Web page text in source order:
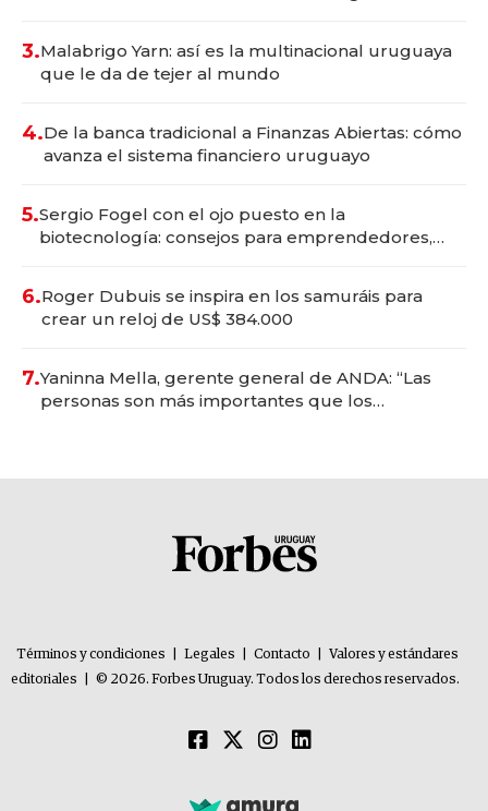
3.Malabrigo Yarn: así es la multinacional uruguaya
que le da de tejer al mundo
4.De la banca tradicional a Finanzas Abiertas: cómo
avanza el sistema financiero uruguayo
5.Sergio Fogel con el ojo puesto en la
biotecnología: consejos para emprendedores,
6.Roger Dubuis se inspira en los samuráis para
crear un reloj de US$ 384.000
7.Yaninna Mella, gerente general de ANDA: “Las
personas son más importantes que los
Términos y condiciones Legales Contacto
Valores y estándares
editoriales
© 2026. Forbes Uruguay. Todos los derechos reservados.